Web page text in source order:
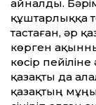
айналды.
құштарлыққа
тастаған, әр
көрген
көсір
қазақты да
қазақтың